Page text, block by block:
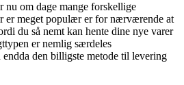
nu om dage mange forskellige
er meget populær er for nærværende at
du så nemt kan hente dine nye varer
er nemlig særdeles
den billigste metode til levering